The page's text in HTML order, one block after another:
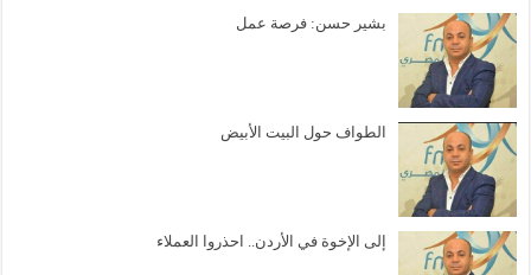
بشير حسن: فرصة عمل
الطواف حول البيت الأبيض
إلى الإخوة في الأردن.. احذروا العملاء